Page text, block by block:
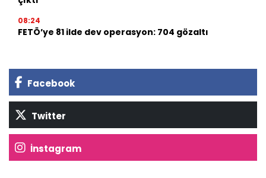
08:24
FETÖ’ye 81 ilde dev operasyon: 704 gözaltı
Facebook
Twitter
İnstagram